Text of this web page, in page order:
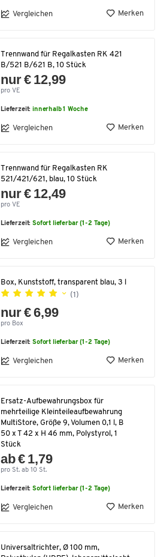
Vergleichen Merken
Trennwand für Regalkasten RK 421
B/521 B/621 B, 10 Stück
nur € 12,99
pro VE
Lieferzeit:innerhalb 1 Woche
Vergleichen Merken
Trennwand für Regalkasten RK
521/421/621, blau, 10 Stück
nur € 12,49
pro VE
Lieferzeit:Sofort lieferbar (1-2 Tage)
Vergleichen Merken
Box, Kunststoff, transparent blau, 3 l
(1)
nur € 6,99
pro Box
Lieferzeit:Sofort lieferbar (1-2 Tage)
Vergleichen Merken
Ersatz-Aufbewahrungsbox für
mehrteilige Kleinteileaufbewahrung
MultiStore, Größe 9, Volumen 0,1 l, B
50 x T 42 x H 46 mm, Polystyrol, 1
Stück
ab € 1,79
pro St. ab 10 St.
Lieferzeit:Sofort lieferbar (1-2 Tage)
Vergleichen Merken
Universaltrichter, Ø 100 mm,